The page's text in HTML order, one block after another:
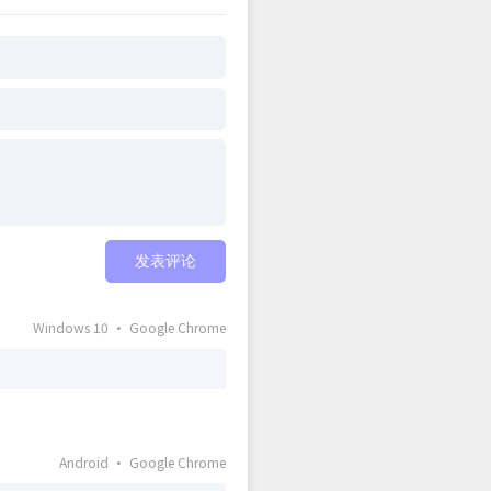
发表评论
Windows 10 · Google Chrome
Android · Google Chrome